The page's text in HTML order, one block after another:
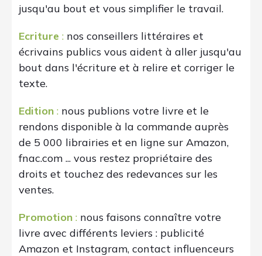
jusqu'au bout et vous simplifier le travail.
Ecriture : nos conseillers littéraires et
écrivains publics vous aident à aller jusqu'au
bout dans l'écriture et à relire et corriger le
texte.
Edition : nous publions votre livre et le
rendons disponible à la commande auprès
de 5 000 librairies et en ligne sur Amazon,
fnac.com ... vous restez propriétaire des
droits et touchez des redevances sur les
ventes.
Promotion : nous faisons connaître votre
livre avec différents leviers : publicité
Amazon et Instagram, contact influenceurs